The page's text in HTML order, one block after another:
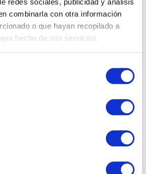
redes sociales, publicidad y análisis
combinarla con otra información
o que hayan recopilado a
hecho de sus servicios.